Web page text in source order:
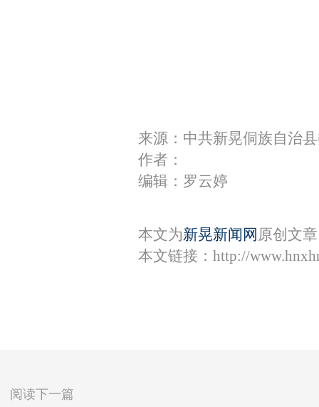
来源：中共新晃侗族自治
作者：
编辑：罗云婷
本文为新晃新闻网 原创文
本文链接： http://
阅读下一篇